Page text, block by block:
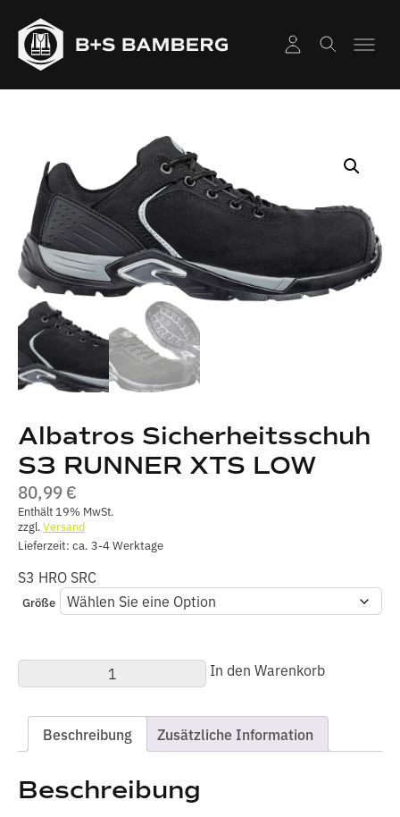
Albatros Sicherheitsschuh
S3 RUNNER XTS LOW
80,99€
Enthält 19% MwSt.
zzgl.Versand
Lieferzeit: ca. 3-4 Werktage
S3 HRO SRC
Größe
Albatros
Sicherheitsschuh
RUNNER
LOW
In den Warenkorb
Beschreibung Zusätzliche Information
Beschreibung